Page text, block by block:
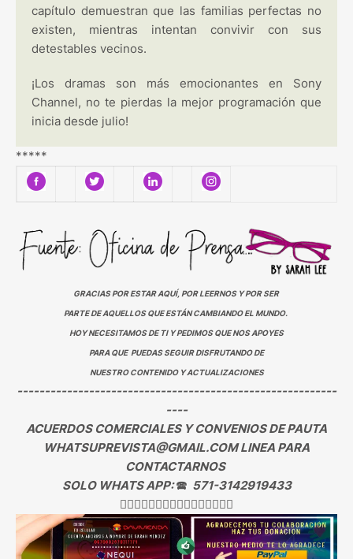
capítulo demuestran que las familias perfectas no
existen, mientras intentan convivir con sus
detestables vecinos.
¡Los dramas son más emocionantes en Sony
Channel, no te pierdas la mejor programación que
inicia desde julio!
*****
GRACIAS POR ESTAR AQUÍ, POR LEERNOS Y POR SER
PARTE DE AQUELLOS QUE ESTÁN CAMBIANDO EL MUNDO.
HOY NECESITAMOS DE TI Y PEDIMOS QUE NOS APOYES
PARA QUE PUEDAS SEGUIR DISFRUTANDO DE
NUESTRO CONTENIDO Y ACTUALIZACIONES
----------------------------------------------------------
----
ACUERDOS COMERCIALES Y CONVENIOS DE PAUTA
WHATSUPREVISTA@GMAIL.COM LINEA PARA
CONTACTARNOS
SOLO WHATS APP:🕿 571-3142919433
👇🏻👇🏻👇🏻👇🏻👇🏻👇🏻👇🏻👇🏻